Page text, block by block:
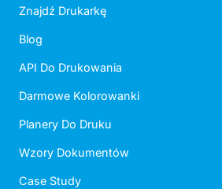
Znajdź Drukarkę
Blog
API Do Drukowania
Darmowe Kolorowanki
Planery Do Druku
Wzory Dokumentów
Case Study